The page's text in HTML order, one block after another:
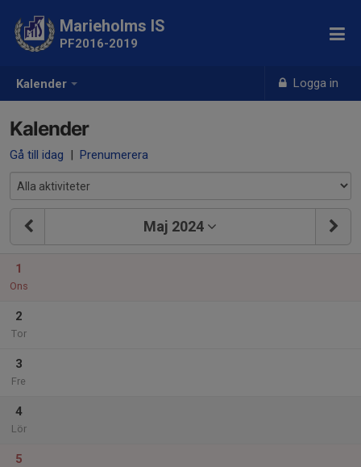
Kalender Logga in
Marieholms IS
PF2016-2019
Kalender
Gå till idag | Prenumerera
Maj 2024
1
Ons
2
Tor
3
Fre
4
Lör
5